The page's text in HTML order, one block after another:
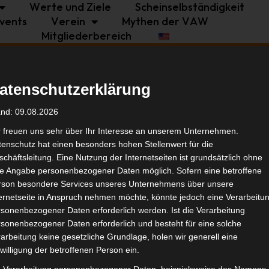
Werte und Ziele
Scheinselbständigkeit
Verein
Mythen der VAW
Mitgliederbereich
und KSK-
09.08.2026
freuen uns sehr über Ihr Interesse an unserem Unternehmen.
hat einen besonders hohen Stellenwert für die
Eine Nutzung der Internetseiten ist grundsätzlich ohne
Angabe personenbezogener Daten möglich. Sofern eine betroffene
besondere Services unseres Unternehmens über unsere
in Anspruch nehmen möchte, könnte jedoch eine
Daten erforderlich werden. Ist die Verarbeitung
Daten erforderlich und besteht für eine solche
keine gesetzliche Grundlage, holen wir generell eine
der betroffenen Person ein.